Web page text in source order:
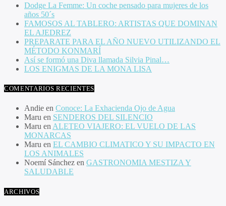
Dodge La Femme: Un coche pensado para mujeres de los
años 50´s
FAMOSOS AL TABLERO: ARTISTAS QUE DOMINAN
EL AJEDREZ
PREPARATE PARA EL AÑO NUEVO UTILIZANDO EL
MÉTODO KONMARÍ
Así se formó una Diva llamada Silvia Pinal…
LOS ENIGMAS DE LA MONA LISA
COMENTARIOS RECIENTES
Andie en Conoce: La Exhacienda Ojo de Agua
Maru en SENDEROS DEL SILENCIO
Maru enALETEO VIAJERO: EL VUELO DE LAS
MONARCAS
Maru en EL CAMBIO CLIMATICO Y SU IMPACTO EN
LOS ANIMALES
Noemí Sánchez en GASTRONOMIA MESTIZA Y
SALUDABLE
ARCHIVOS